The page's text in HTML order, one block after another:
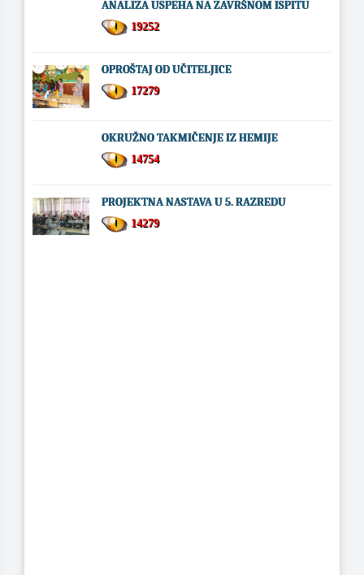
ANALIZA USPEHA NA ZAVRŠNOM ISPITU
19252
OPROŠTAJ OD UČITELJICE
17279
OKRUŽNO TAKMIČENJE IZ HEMIJE
14754
PROJEKTNA NASTAVA U 5. RAZREDU
14279